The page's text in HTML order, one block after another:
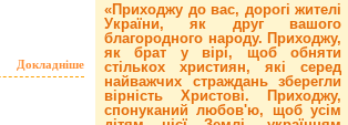
Докладніше
«Приходжу до вас, дорогі жителі
України, як друг вашого
благородного народу. Приходжу,
як брат у вірі, щоб обняти
стількох християн, які серед
найважчих страждань зберегли
вірність Христові. Приходжу,
спонуканий любов'ю, щоб усім